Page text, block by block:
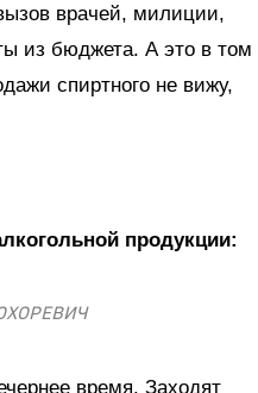
врачей, милиции,
из бюджета. А это в том
спиртного не вижу,
продукции:
время. Заходят